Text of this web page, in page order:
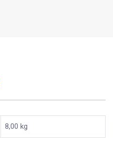
8,00 kg